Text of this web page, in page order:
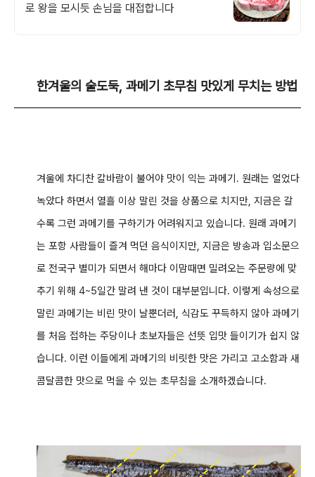
로 왕을 모시듯 손님을 대접합니다
한겨울의 술도둑, 과메기 초무침 맛있게 무치는 방법
겨울에 차디찬 칼바람이 불어야 맛이 익는 과메기. 원래는 얼었다
녹았다 하면서 열흘 이상 말린 것을 상품으로 치지만, 지금은 갈
수록 그런 과메기를 구하기가 어려워지고 있습니다. 원래 과메기
는 포항 사람들이 즐겨 먹던 음식이지만, 지금은 방송과 입소문으
로 전국구 별미가 되면서 해마다 이맘때면 밀려오는 주문량에 맞
추기 위해 4~5일간 말려 낸 것이 대부분입니다. 이렇게 속성으로
말린 과메기는 비린 맛이 날뿐더러, 식감도 꾸득하지 않아 과메기
를 처음 접하는 주당이나 초보자들은 선뜻 입맛 들이기가 쉽지 않
습니다. 이런 이들에게 과메기의 비릿한 맛은 가리고 고소함과 새
콤달콤한 맛으로 먹을 수 있는 초무침을 소개하겠습니다.